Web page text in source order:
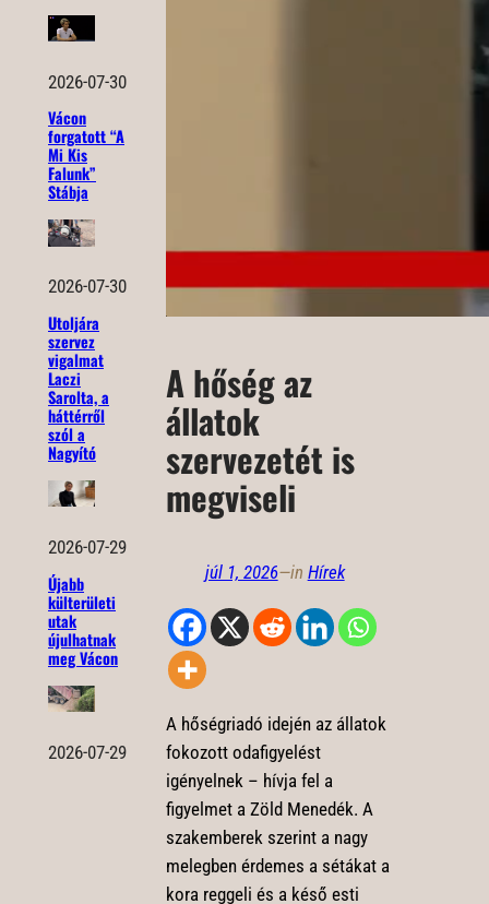
2026-07-30
Vácon
forgatott “A
Mi Kis
Falunk”
Stábja
2026-07-30
Utoljára
szervez
vigalmat
Laczi
Sarolta, a
háttérről
szól a
Nagyító
2026-07-29
Újabb
külterületi
utak
újulhatnak
meg Vácon
2026-07-29
A hőség az
állatok
szervezetét is
megviseli
júl 1, 2026—in Hírek
A hőségriadó idején az állatok
fokozott odafigyelést
igényelnek – hívja fel a
figyelmet a Zöld Menedék. A
szakemberek szerint a nagy
melegben érdemes a sétákat a
kora reggeli és a késő esti